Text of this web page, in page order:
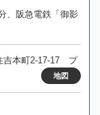
、阪急電鉄「御影
吉本町2-17-17 プ
地図